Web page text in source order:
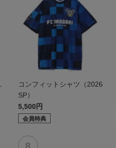
コンフィットシャツ（2026
SP）
5,500円
会員特典